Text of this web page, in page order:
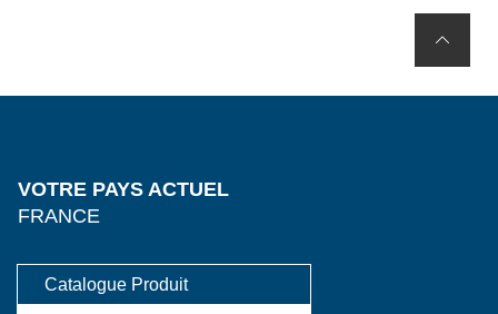
VOTRE PAYS ACTUEL
FRANCE
Catalogue Produit